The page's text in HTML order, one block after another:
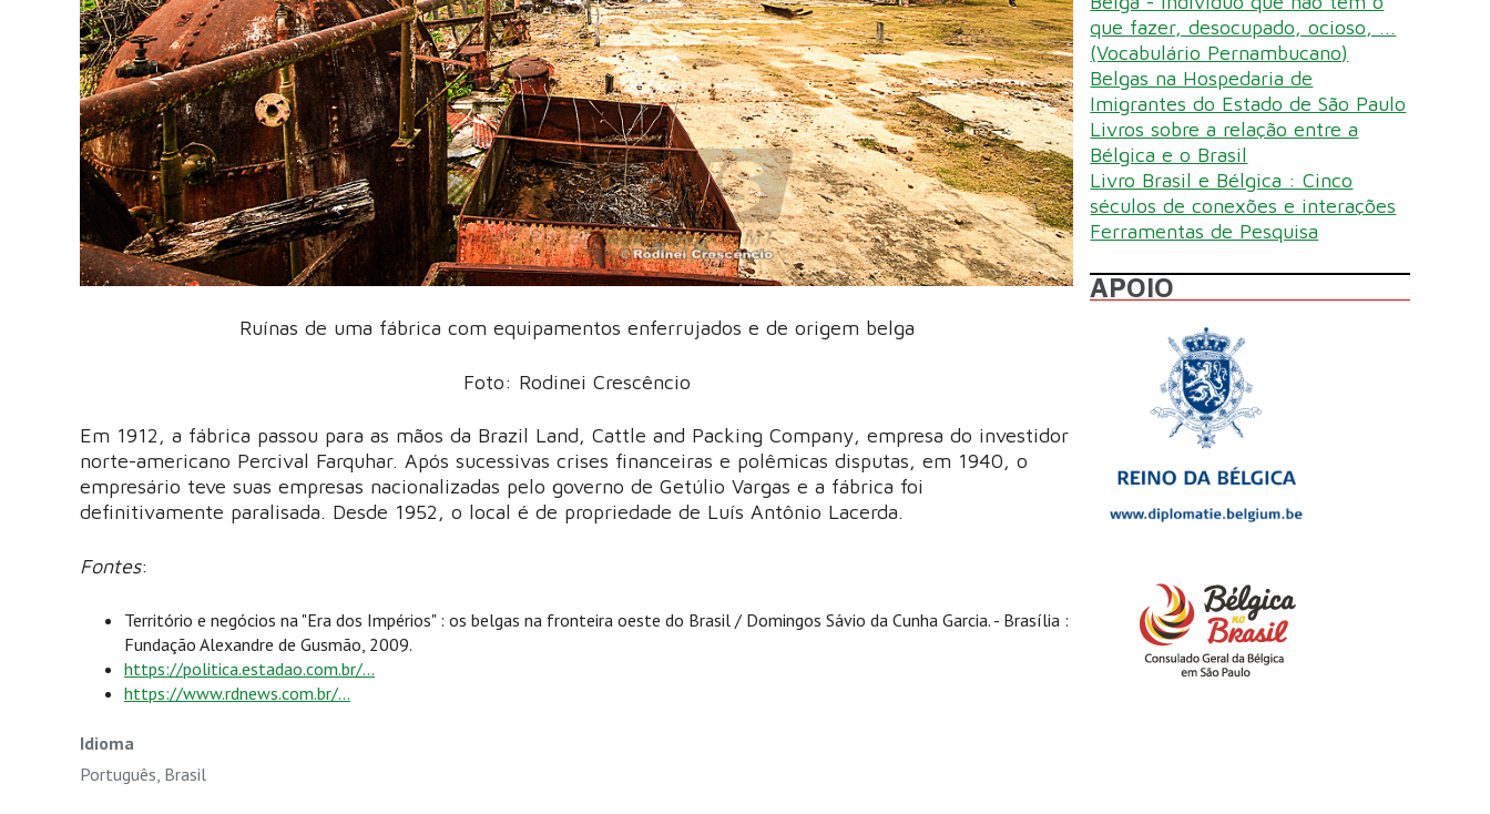
Ruínas de uma fábrica com equipamentos enferrujados e de origem belga
Foto: Rodinei Crescêncio
Em 1912, a fábrica passou para as mãos da Brazil Land, Cattle and Packing Company, empresa do investidor
norte-americano Percival Farquhar. Após sucessivas crises financeiras e polêmicas disputas, em 1940, o
empresário teve suas empresas nacionalizadas pelo governo de Getúlio Vargas e a fábrica foi
definitivamente paralisada. Desde 1952, o local é de propriedade de Luís Antônio Lacerda.
Fontes:
Território e negócios na "Era dos Impérios" : os belgas na fronteira oeste do Brasil / Domingos Sávio da Cunha Garcia. - Brasília :
Fundação Alexandre de Gusmão, 2009.
https://politica.estadao.com.br/...
https://www.rdnews.com.br/...
Idioma
Português, Brasil
que fazer, desocupado, ocioso, ...
(Vocabulário Pernambucano)
Belgas na Hospedaria de
Imigrantes do Estado de São Paulo
Livros sobre a relação entre a
Bélgica e o Brasil
Livro Brasil e Bélgica : Cinco
séculos de conexões e interações
Ferramentas de Pesquisa
APOIO